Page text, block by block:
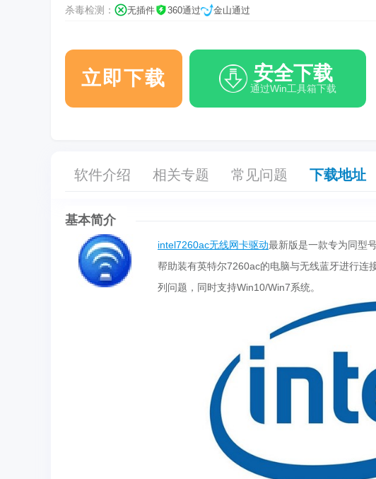
杀毒检测： 无插件 360通过 金山通过
立即下载 安全下载
通过Win工具箱下载
软件介绍 相关专题 常见问题 下载地址
基本简介
intel7260ac无线网卡驱动最新版是一款专为同型
帮助装有英特尔7260ac的电脑与无线蓝牙进行连
列问题，同时支持Win10/Win7系统。